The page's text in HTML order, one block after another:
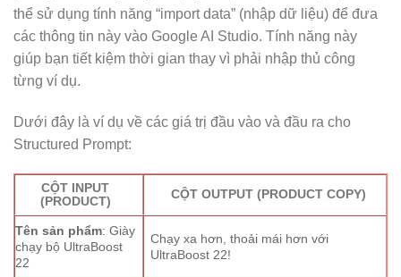
thể sử dụng tính năng “import data” (nhập dữ liệu) để đưa
các thông tin này vào Google AI Studio. Tính năng này
giúp bạn tiết kiệm thời gian thay vì phải nhập thủ công
từng ví dụ.
Dưới đây là ví dụ về các giá trị đầu vào và đầu ra cho
Structured Prompt:
CỘT INPUT
(PRODUCT)
CỘT OUTPUT (PRODUCT COPY)
Tên sản phẩm: Giày
chạy bộ UltraBoost
22
Chạy xa hơn, thoải mái hơn với
UltraBoost 22!